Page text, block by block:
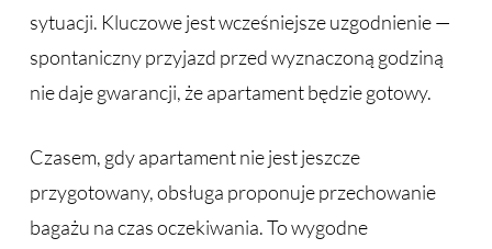
sytuacji. Kluczowe jest wcześniejsze uzgodnienie —
spontaniczny przyjazd przed wyznaczoną godziną
nie daje gwarancji, że apartament będzie gotowy.
Czasem, gdy apartament nie jest jeszcze
przygotowany, obsługa proponuje przechowanie
bagażu na czas oczekiwania. To wygodne